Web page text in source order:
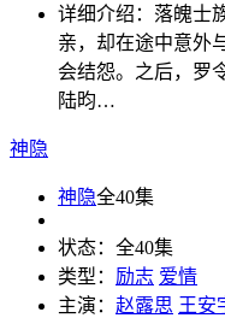
详细介绍： 落魄士
亲，却在途中意外
会结怨。之后，罗
陆昀…
神隐
神隐全40集
状态： 全40集
类型： 励志 爱情
主演： 赵露思 王安